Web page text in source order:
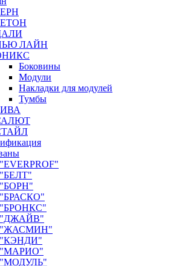
ЛАЙН
Боковины
Модули
Накладки для модулей
Тумбы
"БОРН"
"БРАСКО"
"БРОНКС"
"ДЖАЙВ"
"ЖАСМИН"
"КЭНДИ"
"МАРИО"
"МОДУЛЬ"